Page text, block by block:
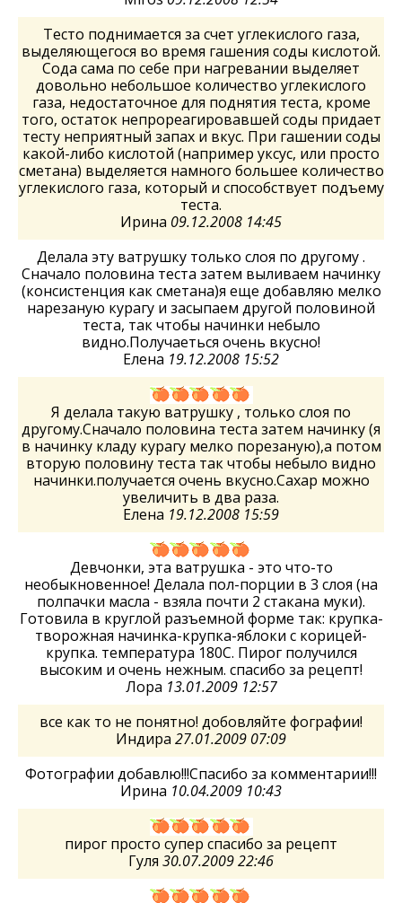
Тесто поднимается за счет углекислого газа,
выделяющегося во время гашения соды кислотой.
Сода сама по себе при нагревании выделяет
довольно небольшое количество углекислого
газа, недостаточное для поднятия теста, кроме
того, остаток непрореагировавшей соды придает
тесту неприятный запах и вкус. При гашении соды
какой-либо кислотой (например уксус, или просто
сметана) выделяется намного большее количество
углекислого газа, который и способствует подъему
теста.
Ирина 09.12.2008 14:45
Делала эту ватрушку только слоя по другому .
Сначало половина теста затем выливаем начинку
(консистенция как сметана)я еще добавляю мелко
нарезаную курагу и засыпаем другой половиной
теста, так чтобы начинки небыло
видно.Получаеться очень вкусно!
Елена 19.12.2008 15:52
Я делала такую ватрушку , только слоя по
другому.Сначало половина теста затем начинку (я
в начинку кладу курагу мелко порезаную),а потом
вторую половину теста так чтобы небыло видно
начинки.получается очень вкусно.Сахар можно
увеличить в два раза.
Елена 19.12.2008 15:59
Девчонки, эта ватрушка - это что-то
необыкновенное! Делала пол-порции в 3 слоя (на
полпачки масла - взяла почти 2 стакана муки).
Готовила в круглой разъемной форме так: крупка-
творожная начинка-крупка-яблоки с корицей-
крупка. температура 180С. Пирог получился
высоким и очень нежным. спасибо за рецепт!
Лора 13.01.2009 12:57
все как то не понятно! добовляйте фографии!
Индира 27.01.2009 07:09
Фотографии добавлю!!!Спасибо за комментарии!!!
Ирина 10.04.2009 10:43
пирог просто супер спасибо за рецепт
Гуля 30.07.2009 22:46